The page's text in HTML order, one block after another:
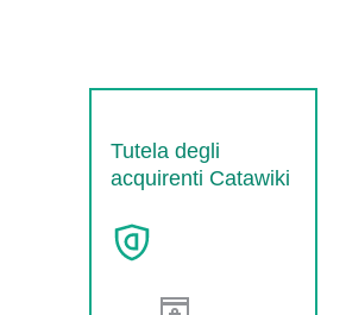
dell’orologio
Tutela degli
acquirenti Catawiki